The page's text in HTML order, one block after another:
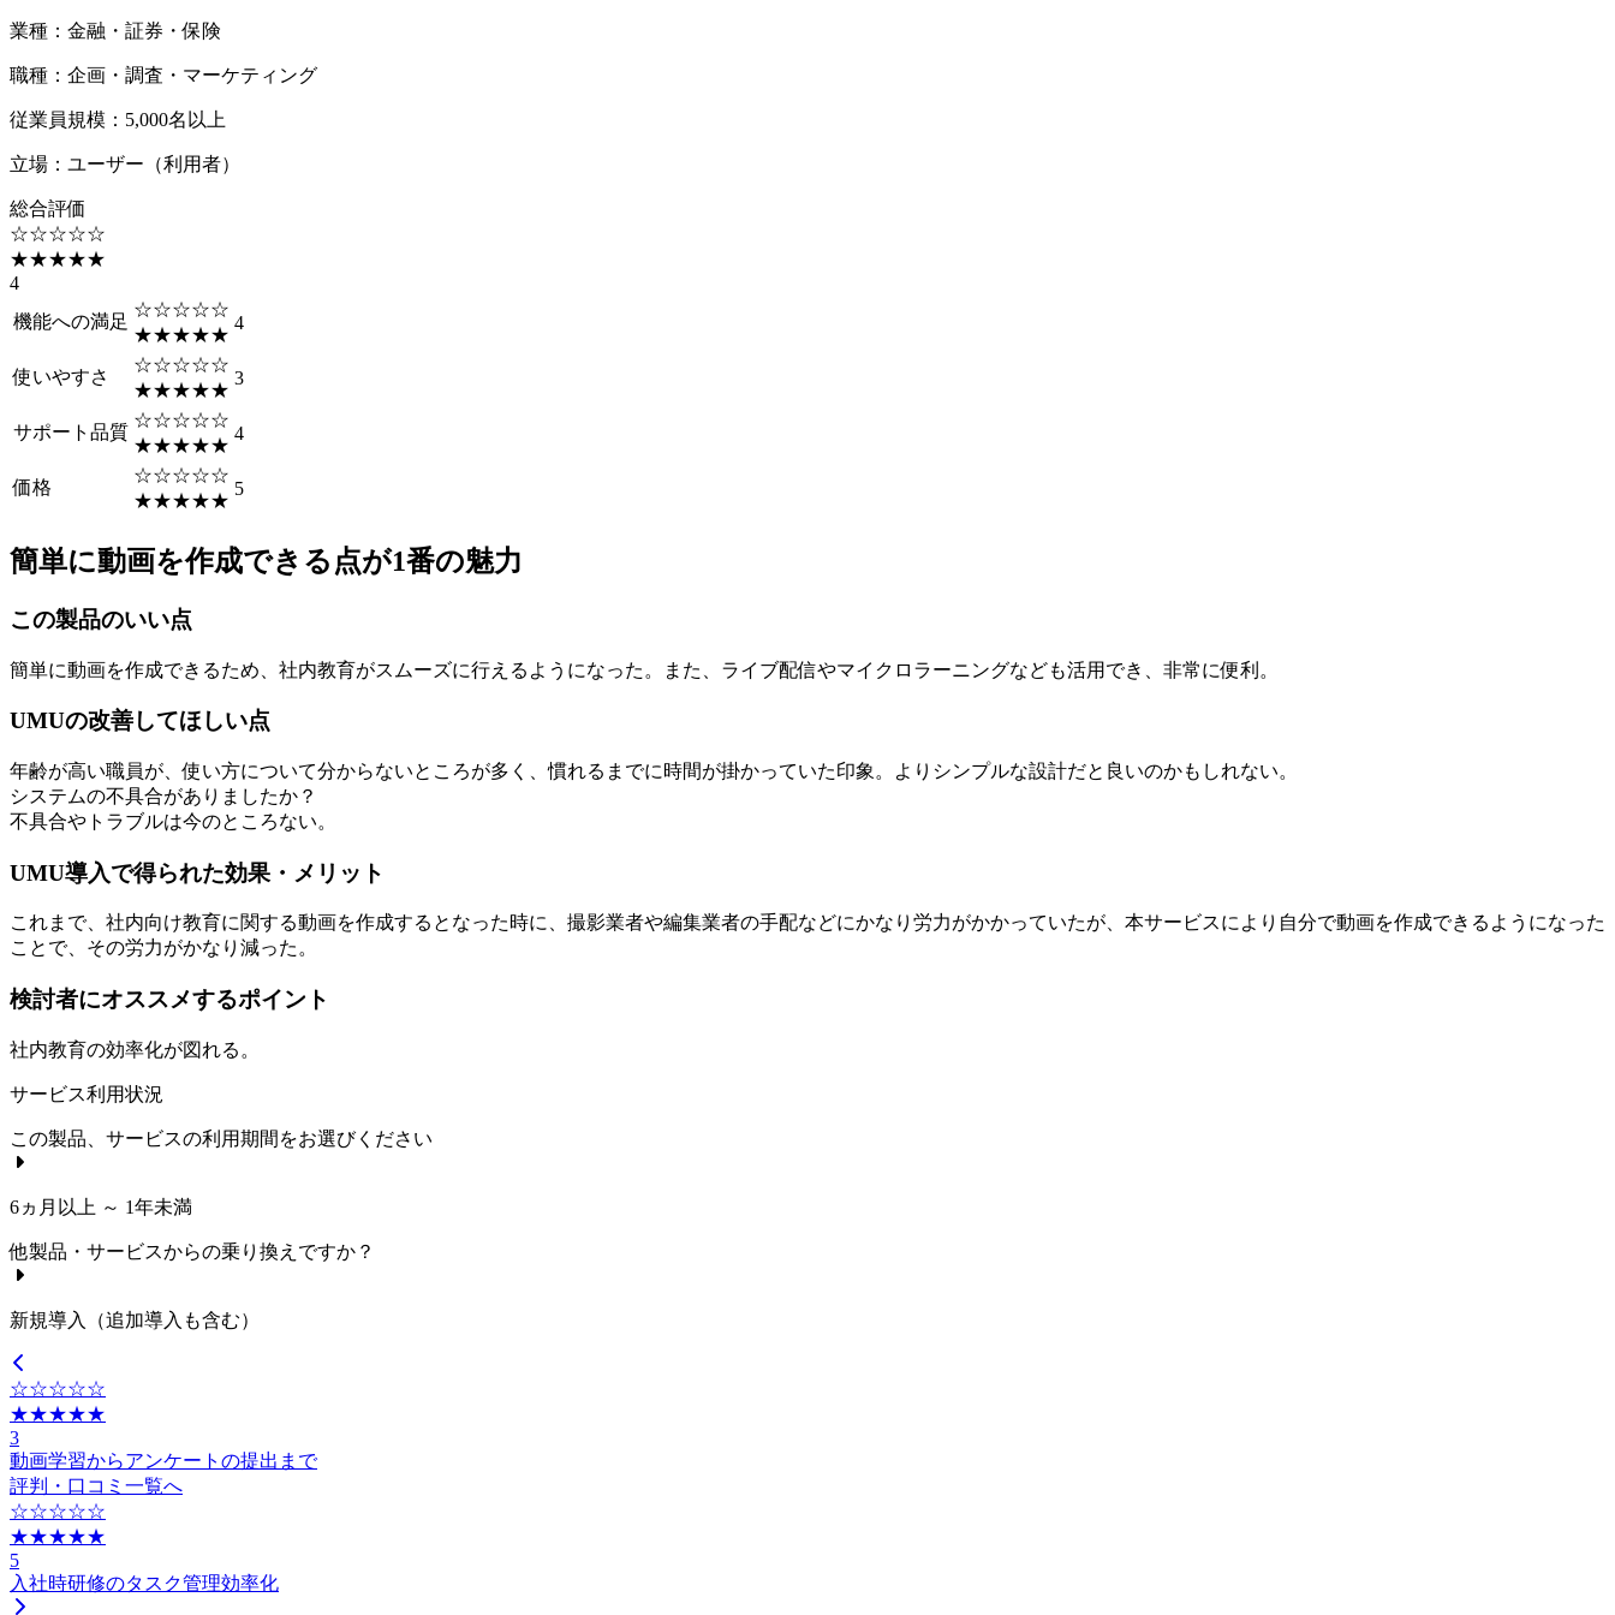
業種 ： 金融・証券・保険
職種 ： 企画・調査・マーケティング
従業員規模 ： 5,000名以上
立場 ： ユーザー（利用者）
総合評価
☆☆☆☆☆
★★★★★
4
機能への満足
☆☆☆☆☆
★★★★★
4
使いやすさ
☆☆☆☆☆
★★★★★
3
サポート品質
☆☆☆☆☆
★★★★★
4
価格
☆☆☆☆☆
★★★★★
5
簡単に動画を作成できる点が1番の魅力
この製品のいい点
簡単に動画を作成できるため、社内教育がスムーズに行えるようになった。また、ライブ配信やマイクロラーニングなども活用でき、非常に便利。
UMUの改善してほしい点
年齢が高い職員が、使い方について分からないところが多く、慣れるまでに時間が掛かっていた印象。よりシンプルな設計だと良いのかもしれない。
システムの不具合がありましたか？
不具合やトラブルは今のところない。
UMU導入で得られた効果・メリット
これまで、社内向け教育に関する動画を作成するとなった時に、撮影業者や編集業者の手配などにかなり労力がかかっていたが、本サービスにより自分で動画を作成できるようになった
ことで、その労力がかなり減った。
検討者にオススメするポイント
社内教育の効率化が図れる。
サービス利用状況
この製品、サービスの利用期間をお選びください
6ヵ月以上 ～ 1年未満
他製品・サービスからの乗り換えですか？
新規導入（追加導入も含む）
☆☆☆☆☆
★★★★★
3
動画学習からアンケートの提出まで
評判・口コミ一覧へ
☆☆☆☆☆
★★★★★
5
入社時研修のタスク管理効率化